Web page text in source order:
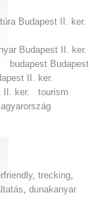
túra Budapest II. ker.
Budapest II. ker.
budapest Budapest
II. ker.
II. ker.
tourism
,trecking
,dunakanyar